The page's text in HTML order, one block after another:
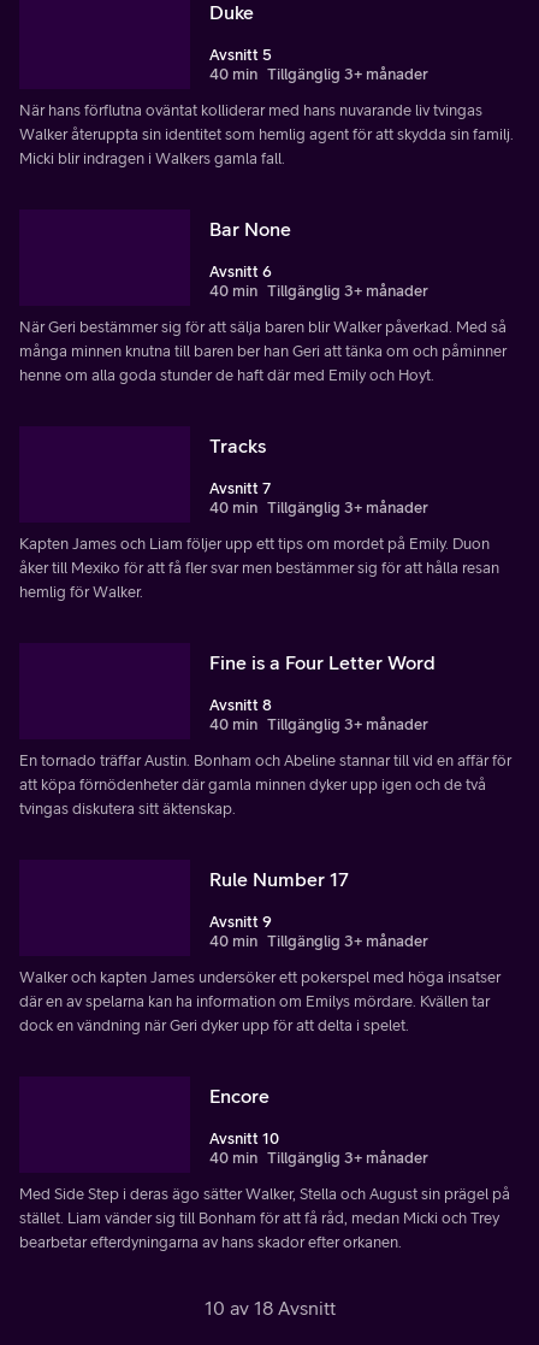
Duke
Avsnitt 5
40 min Tillgänglig 3+ månader
När hans förflutna oväntat kolliderar med hans nuvarande liv tvingas
Walker återuppta sin identitet som hemlig agent för att skydda sin familj.
Micki blir indragen i Walkers gamla fall.
Bar None
Avsnitt 6
40 min Tillgänglig 3+ månader
När Geri bestämmer sig för att sälja baren blir Walker påverkad. Med så
många minnen knutna till baren ber han Geri att tänka om och påminner
henne om alla goda stunder de haft där med Emily och Hoyt.
Tracks
Avsnitt 7
40 min Tillgänglig 3+ månader
Kapten James och Liam följer upp ett tips om mordet på Emily. Duon
åker till Mexiko för att få fler svar men bestämmer sig för att hålla resan
hemlig för Walker.
Fine is a Four Letter Word
Avsnitt 8
40 min Tillgänglig 3+ månader
En tornado träffar Austin. Bonham och Abeline stannar till vid en affär för
att köpa förnödenheter där gamla minnen dyker upp igen och de två
tvingas diskutera sitt äktenskap.
Rule Number 17
Avsnitt 9
40 min Tillgänglig 3+ månader
Walker och kapten James undersöker ett pokerspel med höga insatser
där en av spelarna kan ha information om Emilys mördare. Kvällen tar
dock en vändning när Geri dyker upp för att delta i spelet.
Encore
Avsnitt 10
40 min Tillgänglig 3+ månader
Med Side Step i deras ägo sätter Walker, Stella och August sin prägel på
stället. Liam vänder sig till Bonham för att få råd, medan Micki och Trey
bearbetar efterdyningarna av hans skador efter orkanen.
10 av 18 Avsnitt